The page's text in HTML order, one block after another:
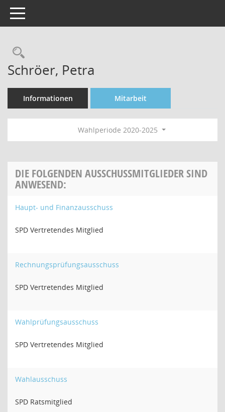
Toggle navigation
Rechercheauswahl
Schröer, Petra
Informationen Mitarbeit
Wahlperiode 2020-2025
DIE FOLGENDEN AUSSCHUSSMITGLIEDER SIND
ANWESEND:
Haupt- und Finanzausschuss
SPD Vertretendes Mitglied
Rechnungsprüfungsausschuss
SPD Vertretendes Mitglied
Wahlprüfungsausschuss
SPD Vertretendes Mitglied
Wahlausschuss
SPD Ratsmitglied